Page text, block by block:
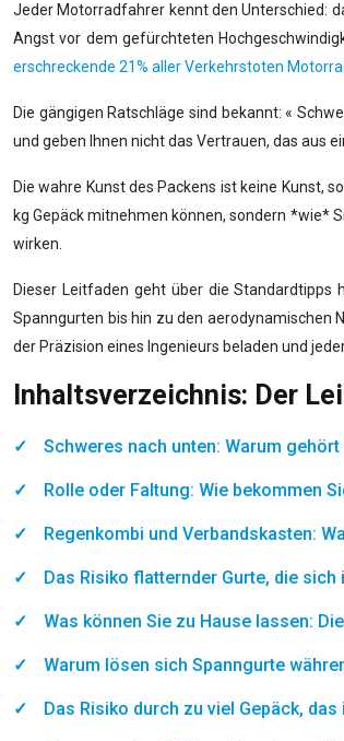
Jeder Motorradfahrer kennt den Unterschied:
Angst vor dem gefürchteten
erschreckende 21% aller Verkehrstoten
Die gängigen Ratschläge sind bekannt: «
und geben Ihnen nicht das Vertrauen, das aus
Die wahre Kunst des Packens ist keine Kunst,
kg Gepäck mitnehmen können, sondern *wie*
wirken.
Dieser Leitfaden geht über die Standardtipps
Spanngurten bis hin zu den aerodynamischen
der Präzision eines Ingenieurs beladen und
Inhaltsverzeichnis: Der
Schweres nach unten: Warum
Rolle oder Faltung: Wie bekommen
Regenkombi und Verbandskasten:
Das Risiko flatternder Gurte, die
Was können Sie zu Hause lassen:
Warum lösen sich Spanngurte
Das Risiko durch zu viel Gepäck,